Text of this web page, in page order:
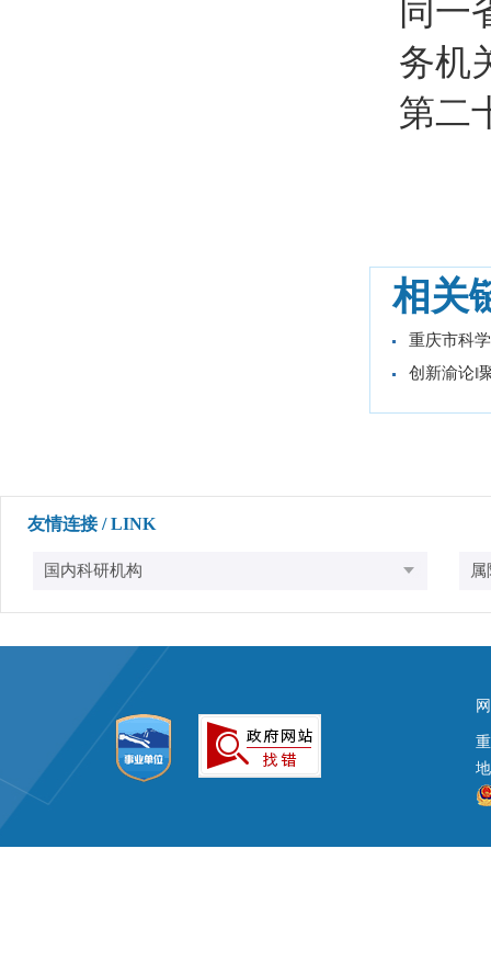
同一
务机
第二
相关
重庆市科
创新渝论‖
友情连接 / LINK